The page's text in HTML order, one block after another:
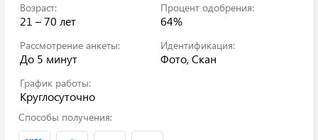
Возраст:
21 – 70 лет
Процент одобрения:
64%
Рассмотрение анкеты:
До 5 минут
Идентификация:
Фото, Скан
График работы:
Круглосуточно
Способы получения: